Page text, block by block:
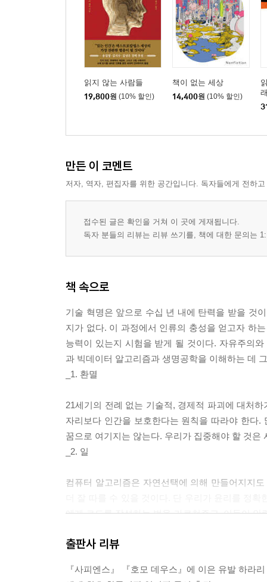
읽지 않는 사람들
19,800원 (10% 할인)
책이 없는 세상
14,400원 (10% 할인)
만든 이 코멘트
저자, 역자, 편집자를 위한 공간입니다. 독자들에게 전하
접수된 글은 확인을 거쳐 이 곳에 게재됩니다.
독자 분들의 리뷰는 리뷰 쓰기를, 책에 대한 문의는
책 속으로
기술 혁명은 앞으로 수십 년 내에 탄력을 받을 것
지가 없다. 이 과정에서 인류의 충성을 얻고자 하
능력이 있는지 시험을 받게 될 것이다. 자유주의
과 빅데이터 알고리즘과 생명공학을 이해하는 데
_1. 환멸
21세기의 전례 없는 기술적, 경제적 파괴에 대처
자리보다 인간을 보호한다는 원칙을 따라야 한다
꿈으로 여기지는 않는다. 우리가 집중해야 할 것
_2. 일
컴퓨터 알고리즘은 자연선택에 의해 만들어지지
에게 코드를 작성하는 법을 가르쳐주고, 이들이
다.
출판사 리뷰
『사피엔스』 『호모 데우스』에 이은 유발 하라리